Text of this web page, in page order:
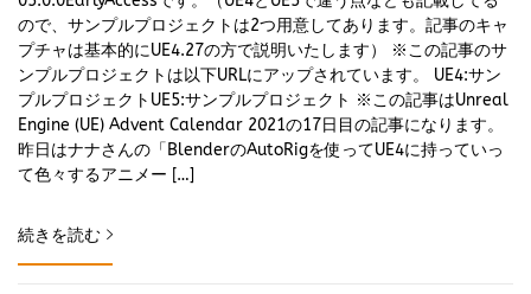
ので、サンプルプロジェクトは2つ用意してあります。記事のキャ
プチャは基本的にUE4.27の方で説明いたします） ※この記事のサ
ンプルプロジェクトは以下URLにアップされています。 UE4:サン
プルプロジェクトUE5:サンプルプロジェクト ※この記事はUnreal
Engine (UE) Advent Calendar 2021の17日目の記事になります。
昨日はナナさんの「BlenderのAutoRigを使ってUE4に持っていっ
て色々するアニメー […]
続きを読む